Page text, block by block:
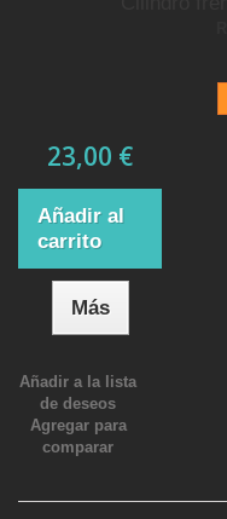
23,00 €
Añadir al
carrito
Más
Añadir a la lista
de deseos
Agregar para
comparar